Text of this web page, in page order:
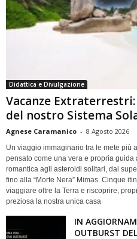
Didattica e Divulgazione
Vacanze
del nostro Sistema
Agnese Caramanico - 8 Agosto 2026
Un viaggio immaginario tra le mete più
pensato come una vera e propria
romantica agli asteroidi solitari, dai
fino alla “Morte Nera” Mimas. Cinque
viaggiare oltre la Terra e riscoprire,
preziosa la nostra unica casa
IN
OUTBURST